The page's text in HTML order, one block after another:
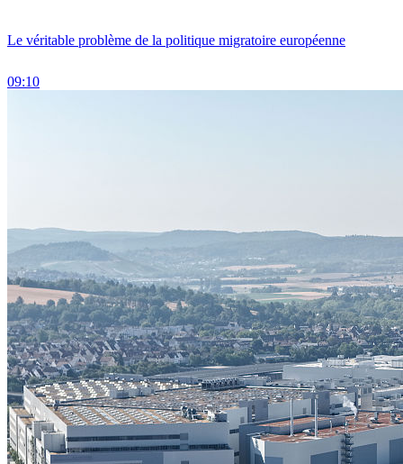
Le véritable problème de la politique migratoire européenne
09:10